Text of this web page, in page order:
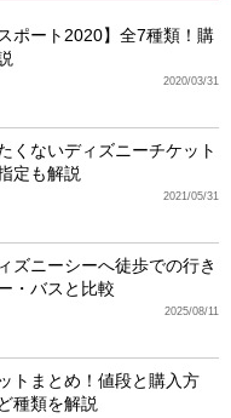
ポート2020】全7種類！購
2020/03/31
くないディズニーチケット
定も解説
2021/05/31
ズニーシーへ徒歩での行き
・バスと比較
2025/08/11
トまとめ！値段と購入方
種類を解説